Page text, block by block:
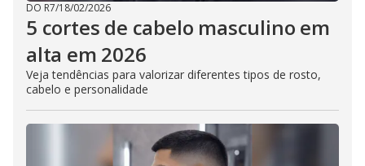
DO R7/18/02/2026
5 cortes de cabelo masculino em
alta em 2026
Veja tendências para valorizar diferentes tipos de rosto,
cabelo e personalidade